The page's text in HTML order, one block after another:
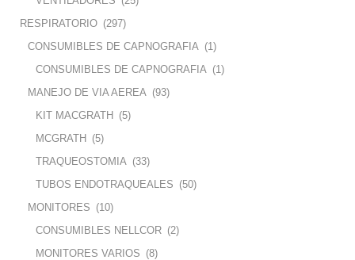
RESPIRATORIO (297)
CONSUMIBLES DE CAPNOGRAFIA (1)
CONSUMIBLES DE CAPNOGRAFIA (1)
MANEJO DE VIA AEREA (93)
KIT MACGRATH
(5)
MCGRATH
(5)
TRAQUEOSTOMIA (33)
TUBOS ENDOTRAQUEALES (50)
MONITORES (10)
CONSUMIBLES NELLCOR (2)
MONITORES VARIOS (8)